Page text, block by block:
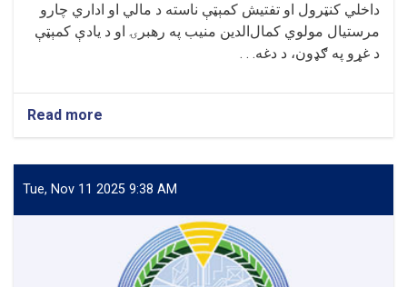
داخلي کنټرول او تفتیش کمېټې ناسته د مالي او اداري چارو
مرستیال مولوي کمال‌الدین منیب په رهبرۍ او د یادې کمېټې
د غړو په ګډون، د دغه. . .
Read more
د
او
اداري
لاندې
Tue, Nov 11 2025 9:38 AM